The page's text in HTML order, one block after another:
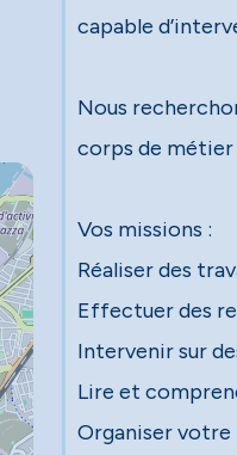
capable
Nous
corps de métier
Vos missions :
Réaliser des
Effectuer des
Intervenir sur
Lire et
Organiser votre